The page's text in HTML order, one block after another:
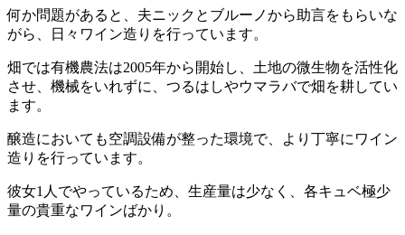
何か問題があると、夫ニックとブルーノから助言をもらいな
がら、日々ワイン造りを行っています。
畑では有機農法は2005年から開始し、土地の微生物を活性化
させ、機械をいれずに、つるはしやウマラバで畑を耕してい
ます。
醸造においても空調設備が整った環境で、より丁寧にワイン
造りを行っています。
彼女1人でやっているため、生産量は少なく、各キュベ極少
量の貴重なワインばかり。